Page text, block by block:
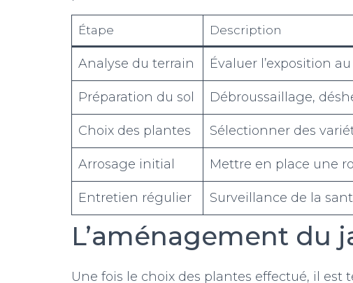
Étape Description
Analyse du terrain Évaluer l’exposition
Préparation du sol Débroussaillage,
Choix des plantes Sélectionner des
Arrosage initial Mettre en place une
Entretien régulier Surveillance de la
L’aménagement du
Une fois le choix des plantes effectué, il est